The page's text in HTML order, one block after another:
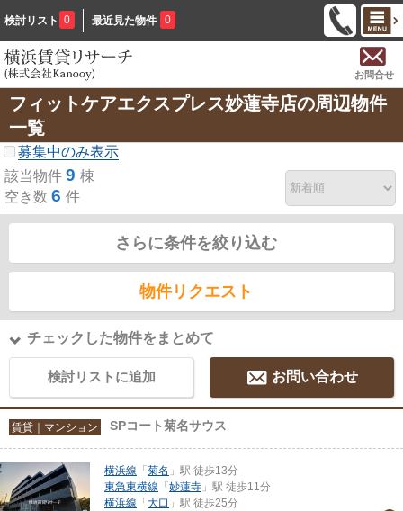
検討リスト 0 最近見た物件 0
お問合せ
フィットケアエクスプレス妙蓮寺店の周辺物件
一覧
募集中のみ表示
該当物件 9 棟
空き数 6 件
さらに条件を絞り込む
物件リクエスト
チェックした物件をまとめて
検討リストに追加 お問い合わせ
賃貸｜マンション SPコート菊名サウス
横浜線 「 菊名 」駅 徒歩13分
東急東横線 「 妙蓮寺 」駅 徒歩11分
横浜線 「 大口 」駅 徒歩25分